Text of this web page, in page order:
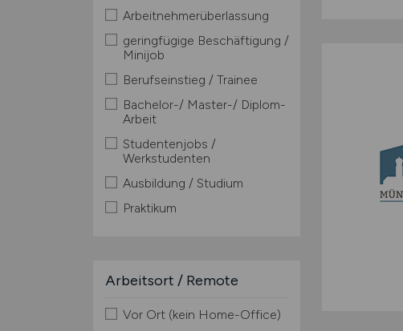
Arbeitnehmerüberlassung
geringfügige Beschäftigung /
Minijob
Berufseinstieg / Trainee
Bachelor-/ Master-/ Diplom-
Arbeit
Studentenjobs /
Werkstudenten
Ausbildung / Studium
Praktikum
Arbeitsort / Remote
Vor Ort (kein Home-Office)